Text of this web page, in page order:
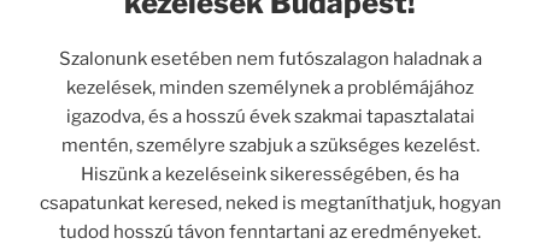
Szalonunk esetében nem futószalagon haladnak a
kezelések, minden személynek a problémájához
igazodva, és a hosszú évek szakmai tapasztalatai
mentén, személyre szabjuk a szükséges kezelést.
Hiszünk a kezeléseink sikerességében, és ha
csapatunkat keresed, neked is megtaníthatjuk, hogyan
tudod hosszú távon fenntartani az eredményeket.